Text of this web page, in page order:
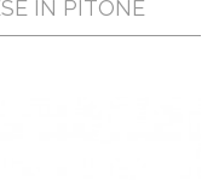
IN PITONE